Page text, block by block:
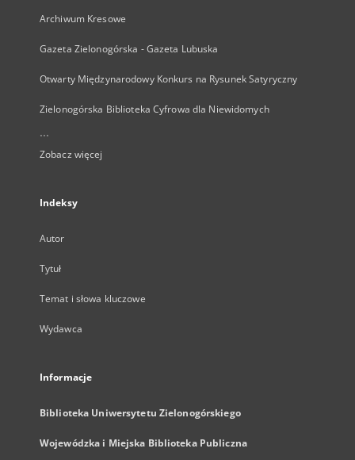
Archiwum Kresowe
Gazeta Zielonogórska - Gazeta Lubuska
Otwarty Międzynarodowy Konkurs na Rysunek Satyryczny
Zielonogórska Biblioteka Cyfrowa dla Niewidomych
...
Zobacz więcej
Indeksy
Autor
Tytuł
Temat i słowa kluczowe
Wydawca
Informacje
Biblioteka Uniwersytetu Zielonogórskiego
Wojewódzka i Miejska Biblioteka Publiczna